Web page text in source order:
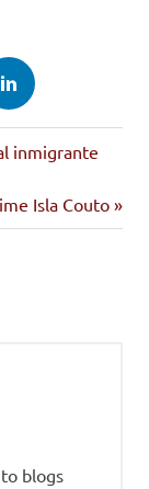
inmigrante
Isla Couto
blogs